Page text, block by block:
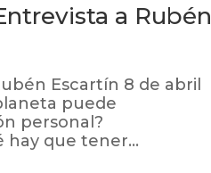
a Rubén
Escartín 8 de abril
puede
personal?
hay que tener...